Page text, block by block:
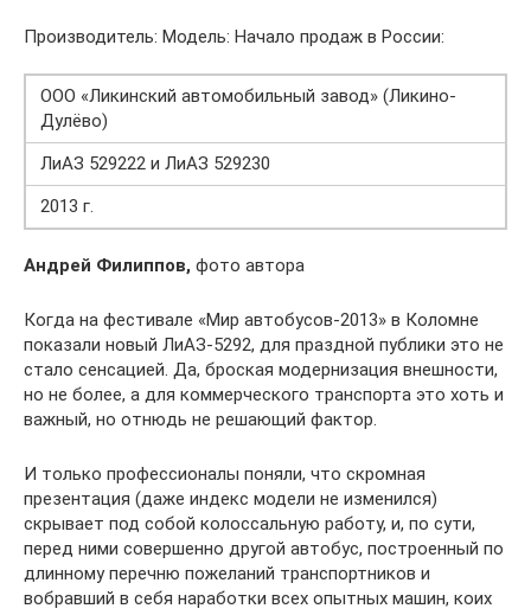
Производитель: Модель: Начало продаж в России:
ООО «Ликинский автомобильный завод» (Ликино-
Дулёво)
ЛиАЗ 529222 и ЛиАЗ 529230
2013 г.
Андрей Филиппов, фото автора
Когда на фестивале «Мир автобусов-2013» в Коломне
показали новый ЛиАЗ-5292, для праздной публики это не
стало сенсацией. Да, броская модернизация внешности,
но не более, а для коммерческого транспорта это хоть и
важный, но отнюдь не решающий фактор.
И только профессионалы поняли, что скромная
презентация (даже индекс модели не изменился)
скрывает под собой колоссальную работу, и, по сути,
перед ними совершенно другой автобус, построенный по
длинному перечню пожеланий транспортников и
вобравший в себя наработки всех опытных машин, коих